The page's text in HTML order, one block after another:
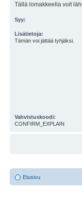
Tällä lomakkeella voit
Syy:
Lisätietoja:
Tämän voi jättää tyhjäksi.
Vahvistuskoodi:
CONFIRM_EXPLAIN
Etusivu